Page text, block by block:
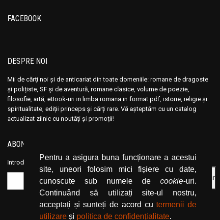
Pentru a asigura buna funcționare a acestui
site, uneori folosim mici fișiere cu date,
cunoscute sub numele de cookie-uri.
Continuând să utilizați site-ul nostru,
acceptați și sunteți de acord cutermenii de
utilizare și politica de confidențialitate.
Anais Nin
Anatolie Panis
Andocide
Andre Bejin
Andre Castelot
Andre Leroi-Gourhan
Andre Malraux
Andre Maurois
Andre Miquel
Andre Theuriet
Anais Nin
Anatolie Panis
Andocide
Andre Bejin
Andre Castelot
Andre Leroi-Gourhan
Andre Malraux
Andre Maurois
Andre Miquel
Andre Theuriet
FACEBOOK
DESPRE NOI
Mii de cărți noi și de anticariat din toate domeniile: romane de dragoste
și polițiste, SF și de aventură, romane clasice, volume de poezie,
filosofie, artă, eBook-uri in limba romana in format pdf, istorie, religie și
spiritualitate, ediții princeps și cărți rare. Vă așteptăm cu un catalog
actualizat zilnic cu noutăți și promoții!
ABONEAZĂ-TE LA NEWSLETTER
Introduceți adresa dvs. de email și dați click pe butonul de abonare.